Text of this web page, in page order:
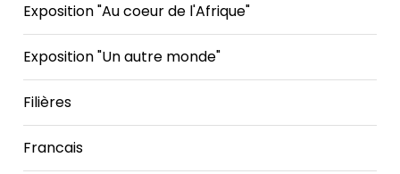
Exposition "Au coeur de l'Afrique"
Exposition "Un autre monde"
Filières
Francais